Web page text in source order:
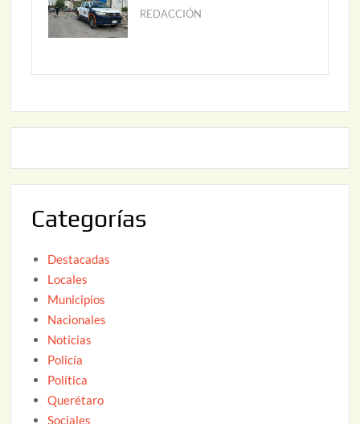
2
0
6
i
o
REDACCIÓN
o
2
Categorías
Destacadas
Locales
Municipios
Nacionales
Noticias
Policía
Política
Querétaro
Sociales